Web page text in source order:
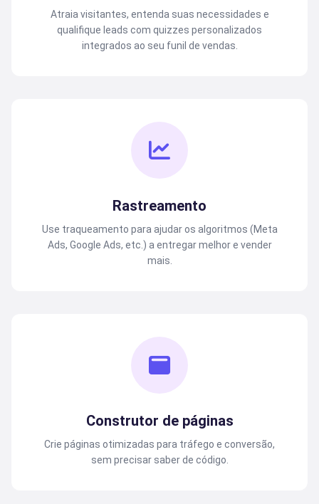
Atraia visitantes, entenda suas necessidades e
qualifique leads com quizzes personalizados
integrados ao seu funil de vendas.
Rastreamento
Use traqueamento para ajudar os algoritmos (Meta
Ads, Google Ads, etc.) a entregar melhor e vender
mais.
Construtor de páginas
Crie páginas otimizadas para tráfego e conversão,
sem precisar saber de código.